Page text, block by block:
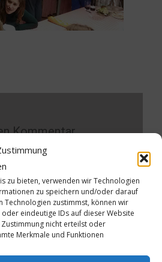
zu bieten, verwenden wir Technologien
zu speichern und/oder darauf
Technologien zustimmst, können wir
eindeutige IDs auf dieser Website
nicht erteilst oder
Merkmale und Funktionen
Kommentar
wird nicht veröffentlicht.